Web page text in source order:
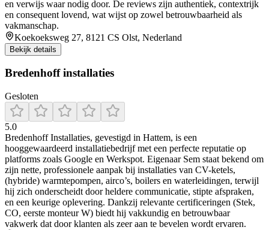
en verwijs waar nodig door. De reviews zijn authentiek, contextrijk
en consequent lovend, wat wijst op zowel betrouwbaarheid als
vakmanschap.
Koekoeksweg 27, 8121 CS Olst, Nederland
Bekijk details
Bredenhoff installaties
Gesloten
5.0
Bredenhoff Installaties, gevestigd in Hattem, is een
hooggewaardeerd installatiebedrijf met een perfecte reputatie op
platforms zoals Google en Werkspot. Eigenaar Sem staat bekend om
zijn nette, professionele aanpak bij installaties van CV-ketels,
(hybride) warmtepompen, airco’s, boilers en waterleidingen, terwijl
hij zich onderscheidt door heldere communicatie, stipte afspraken,
en een keurige oplevering. Dankzij relevante certificeringen (Stek,
CO, eerste monteur W) biedt hij vakkundig en betrouwbaar
vakwerk dat door klanten als zeer aan te bevelen wordt ervaren.